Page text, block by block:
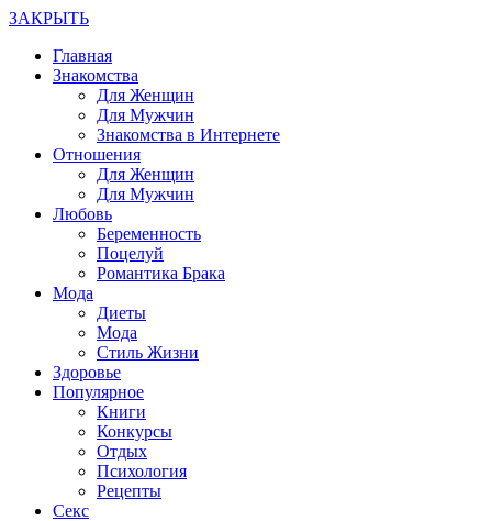
ЗАКРЫТЬ
Главная
Знакомства
Для Женщин
Для Мужчин
Знакомства в Интернете
Отношения
Для Женщин
Для Мужчин
Любовь
Беременность
Поцелуй
Романтика Брака
Мода
Диеты
Мода
Стиль Жизни
Здоровье
Популярное
Книги
Конкурсы
Отдых
Психология
Рецепты
Секс